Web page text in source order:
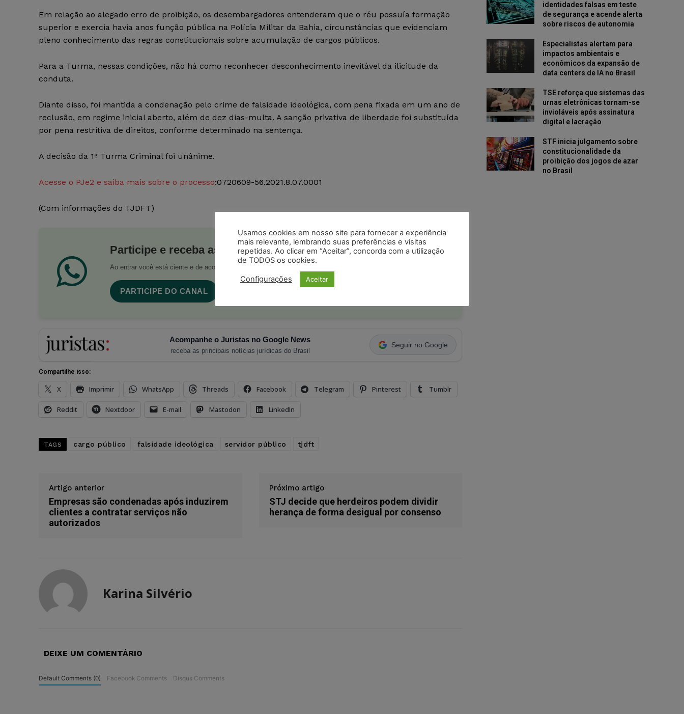
Em relação ao alegado erro de proibição, os desembargadores entenderam que o réu possuía formação
superior e exercia havia anos função pública na Polícia Militar da Bahia, circunstâncias que evidenciam
pleno conhecimento das regras constitucionais sobre acumulação de cargos públicos.
Para a Turma, nessas condições, não há como reconhecer desconhecimento inevitável da ilicitude da
conduta.
Diante disso, foi mantida a condenação pelo crime de falsidade ideológica, com pena fixada em um ano de
reclusão, em regime inicial aberto, além de dez dias-multa. A sanção privativa de liberdade foi substituída
por pena restritiva de direitos, conforme determinado na sentença.
A decisão da 1ª Turma Criminal foi unânime.
Acesse o PJe2 e saiba mais sobre o processo:0720609-56.2021.8.07.0001
(Com informações do TJDFT)
Participe e receba as postagens diárias do Portal Juristas.
Ao entrar você está ciente e de acordo com os
PARTICIPE DO CANAL
Acompanhe o Juristas no Google News
receba as principais notícias jurídicas do Brasil
Seguir no Google
Compartilhe isso:
X Imprimir WhatsApp Threads Facebook Telegram Pinterest Tumblr
Reddit Nextdoor E-mail Mastodon LinkedIn
TAGS cargo público falsidade ideológica servidor público tjdft
Artigo anterior
Empresas são condenadas após induzirem
clientes a contratar serviços não
autorizados
Próximo artigo
STJ decide que herdeiros podem dividir
herança de forma desigual por consenso
Karina Silvério
DEIXE UM COMENTÁRIO
Default Comments (0) Facebook Comments Disqus Comments
identidades falsas em teste
de segurança e acende alerta
sobre riscos de autonomia
Especialistas alertam para
impactos ambientais e
econômicos da expansão de
data centers de IA no Brasil
TSE reforça que sistemas das
urnas eletrônicas tornam-se
invioláveis após assinatura
digital e lacração
STF inicia julgamento sobre
constitucionalidade da
proibição dos jogos de azar
no Brasil
Usamos cookies em nosso site para fornecer a experiência
mais relevante, lembrando suas preferências e visitas
repetidas. Ao clicar em “Aceitar”, concorda com a utilização
de TODOS os cookies.
Configurações Aceitar